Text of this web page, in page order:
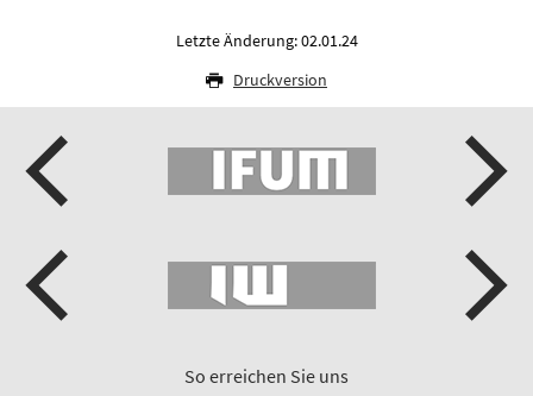
Letzte Änderung: 02.01.24
Druckversion
So erreichen Sie uns